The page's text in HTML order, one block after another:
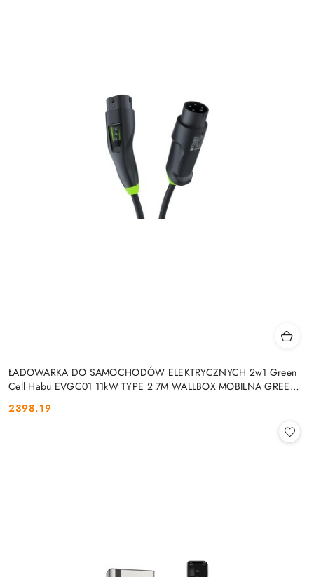
ŁADOWARKA DO SAMOCHODÓW ELEKTRYCZNYCH 2w1 Green
Cell Habu EVGC01 11kW TYPE 2 7M WALLBOX MOBILNA GREEN
Cena:
2398.19